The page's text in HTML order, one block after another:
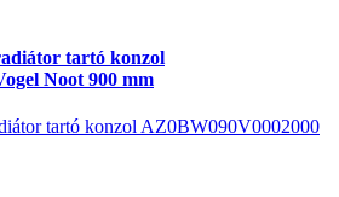
tartó konzol
Noot 900 mm
tartó konzol AZ0BW090V0002000